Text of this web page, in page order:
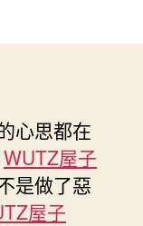
心思都在
WUTZ屋子
是​​做了惡
屋子